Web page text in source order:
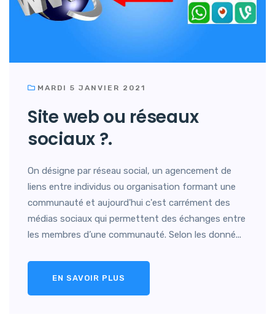
MARDI 5 JANVIER 2021
Site web ou réseaux
sociaux ?.
On désigne par réseau social, un agencement de
liens entre individus ou organisation formant une
communauté et aujourd'hui c'est carrément des
médias sociaux qui permettent des échanges entre
les membres d’une communauté. Selon les donné...
EN SAVOIR PLUS